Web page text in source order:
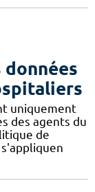
uniquement
des agents du
de